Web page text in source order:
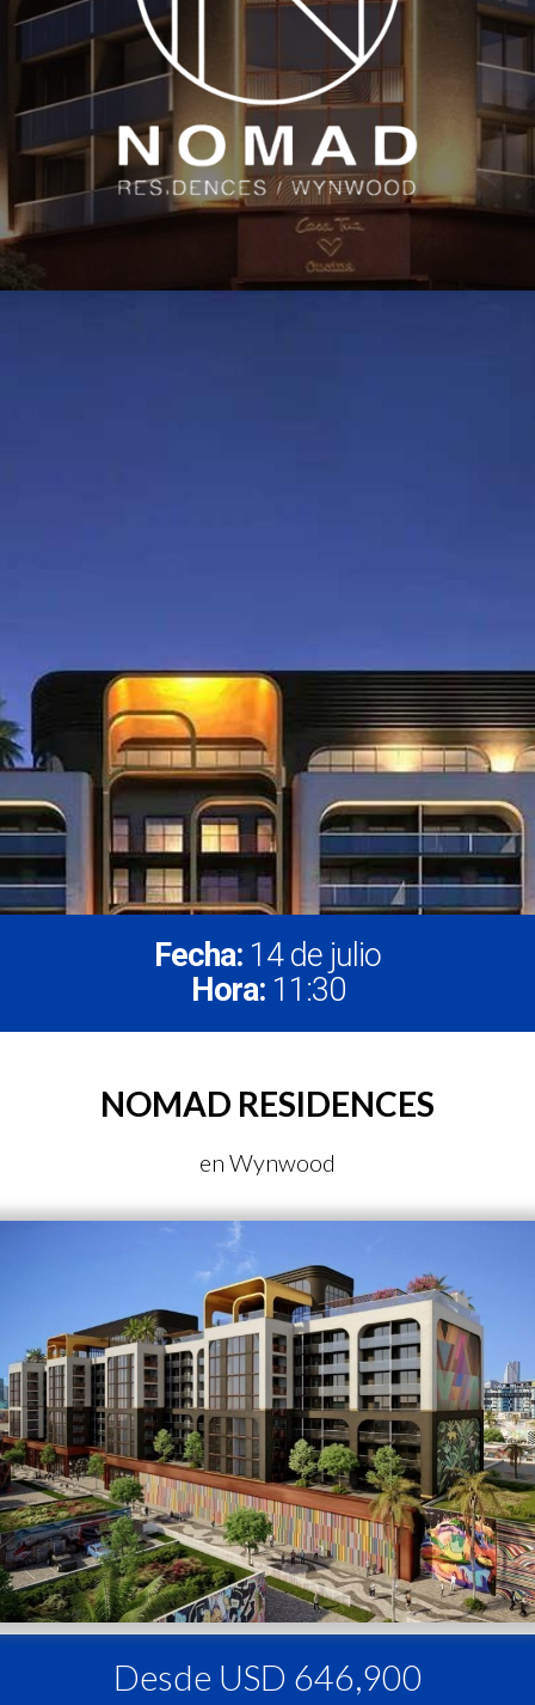
Fecha: 14 de julio
Hora: 11:30
NOMAD RESIDENCES
en Wynwood
Desde USD 646,900